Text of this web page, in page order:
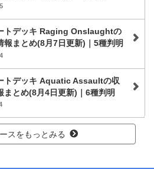
トデッキ Raging Onslaughtの
報まとめ(8月7日更新)｜5種判明
トデッキ Aquatic Assaultの収
まとめ(8月4日更新)｜6種判明
スをもっとみる